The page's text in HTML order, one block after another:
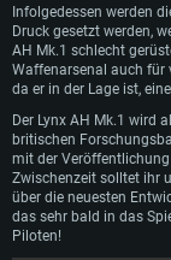
Betriebssystem:
Prozessor: Intel Core i5
Arbeitsspeicher: 16 GB
DirectX 11 fähige
GeForce GTX 1060
Netzwerk: Breitband-
Festplatte: 60,2 GB
Betriebssystem: Mac
Prozessor: Intel Core
Arbeitsspeicher: 8 GB
Grafikkarte: Radeon
Netzwerk: Breitband-
Festplatte: 60,2 GB
Empfohlen
Betriebssystem:
Prozessor: Intel Core i7
Arbeitsspeicher: 16 GB
Grafikkarte: NVIDIA
Monate) / vergleichbare
(nicht älter als 6
Netzwerk: Breitband-
Infolgedessen werden
Druck gesetzt werden,
AH Mk.1 schlecht
Waffenarsenal auch für
da er in der Lage ist,
Der Lynx AH Mk.1 wird
britischen
mit der
Zwischenzeit solltet ihr
über die neuesten
das sehr bald in das
Piloten!